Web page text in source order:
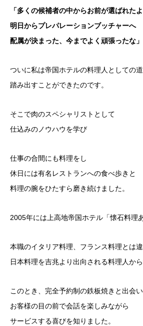
「多くの候補者の中からお前が選ばれたよ
明日からプレパレーションブッチャーへ
配属が決まった、今までよく頑張ったな」
ついに私は帝国ホテルの料理人としての
踏み出すことができたのです。
そこで肉のスペシャリストとして
仕込みのノウハウを学び
仕事の合間にも料理をし
休日には有名レストランへの食べ歩きと
料理の腕をひたすら磨き続けました。
2005年には上高地帝国ホテル「懐石料理
本職のイタリア料理、フランス料理とは違
日本料理を吉兆より出向される料理人から
このとき、完全予約制の鉄板焼きと出会い
お客様の目の前で会話を楽しみながら
サービスする喜びを知りました。